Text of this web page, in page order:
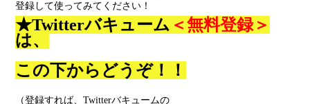
登録して使ってみてください！
★Twitterバキューム ＜無料登録＞
は、
この下からどうぞ！！
（登録すれば、Twitterバキュームの